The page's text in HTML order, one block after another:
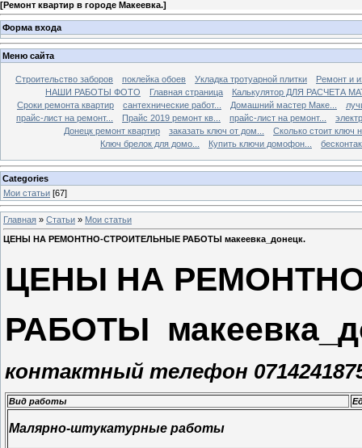
[Ремонт квартир в городе Макеевка.]
Форма входа
Меню сайта
Строительство заборов поклейка обоев Укладка тротуарной плитки
Ремонт и
НАШИ РАБОТЫ ФОТО
Главная страница
Калькулятор ДЛЯ РАСЧЕТА
Сроки ремонта квартир
сантехнические работ... Домашний мастер Маке...
прайс-лист на ремонт...
Прайс 2019 ремонт кв... прайс-лист на ремонт...
Донецк ремонт квартир
заказать ключ от дом...
Сколько стоит ключ
Ключ брелок для домо...
Купить ключи домофон...
Categories
Мои статьи [67]
Главная » Статьи » Мои статьи
ЦЕНЫ НА РЕМОНТНО-СТРОИТЕЛЬНЫЕ РАБОТЫ макеевка_донецк.
ЦЕНЫ НА
РАБОТЫ
контактный телефон
Вид работы
Малярно-штукатурные работы